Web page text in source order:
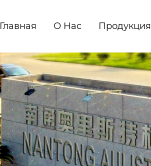
Главная О Hас Продукция